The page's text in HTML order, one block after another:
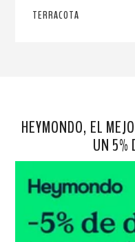
TERRACOTA
HEYMONDO, EL
UN 5%